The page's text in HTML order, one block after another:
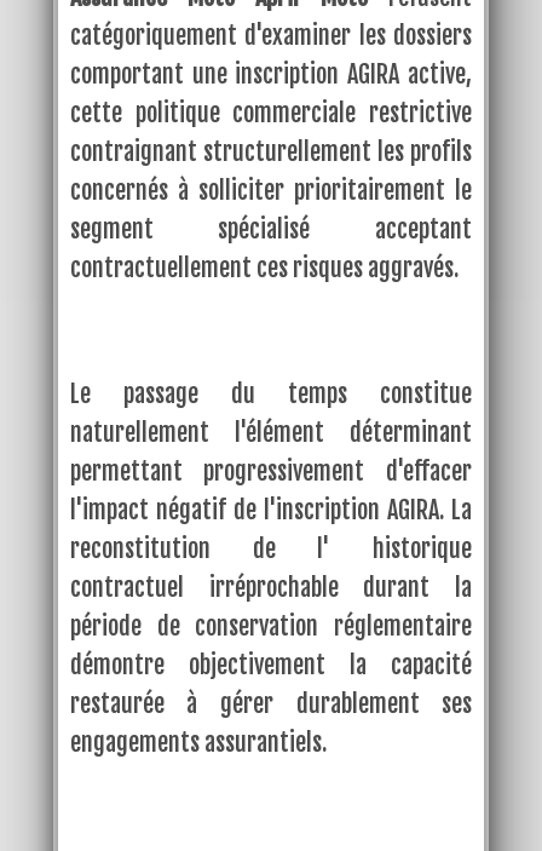
catégoriquement d'examiner les dossiers
comportant une inscription AGIRA active,
cette politique commerciale restrictive
contraignant structurellement les profils
concernés à solliciter prioritairement le
segment spécialisé acceptant
contractuellement ces risques aggravés.
Le passage du temps constitue
naturellement l'élément déterminant
permettant progressivement d'effacer
l'impact négatif de l'inscription AGIRA. La
reconstitution de l' historique
contractuel irréprochable durant la
période de conservation réglementaire
démontre objectivement la capacité
restaurée à gérer durablement ses
engagements assurantiels.